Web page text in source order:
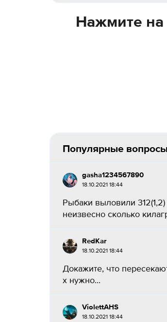
Нажмите на
Популярные
gasha1234567890
18.10.2021 18:44
Рыбаки выловили
неизвесно сколько
RedKar
18.10.2021 18:44
Докажите, что
x нужно...
ViolettAHS
18.10.2021 18:44